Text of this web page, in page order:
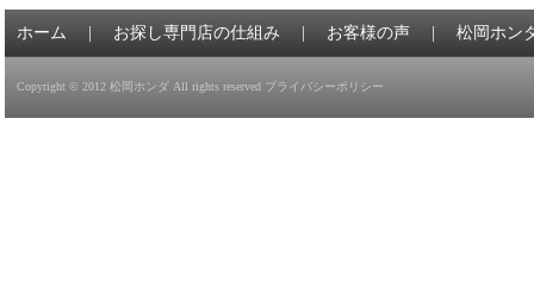
ホーム お探し専門店の仕組み お客様の声 松岡ホン
Copyright © 2012 松岡ホンダ All rights reserved プライバシーポリシー